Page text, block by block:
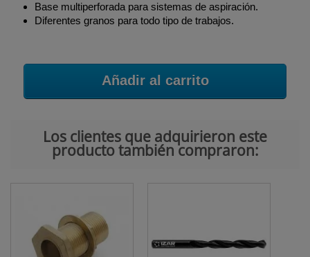
Base multiperforada para sistemas de aspiración.
Diferentes granos para todo tipo de trabajos.
Añadir al carrito
Los clientes que adquirieron este
producto también compraron: